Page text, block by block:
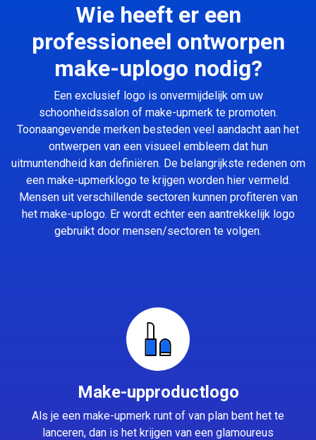
Wie heeft er een
professioneel ontworpen
make-uplogo nodig?
Een exclusief logo is onvermijdelijk om uw
schoonheidssalon of make-upmerk te promoten.
Toonaangevende merken besteden veel aandacht aan het
ontwerpen van een visueel embleem dat hun
uitmuntendheid kan definiëren. De belangrijkste redenen om
een make-upmerklogo te krijgen worden hier vermeld.
Mensen uit verschillende sectoren kunnen profiteren van
het make-uplogo. Er wordt echter een aantrekkelijk logo
gebruikt door mensen/sectoren te volgen.
Make-upproductlogo
Als je een make-upmerk runt of van plan bent het te
lanceren, dan is het krijgen van een glamoureus